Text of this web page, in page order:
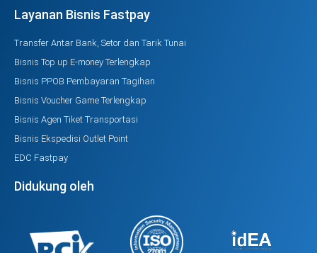
Layanan Bisnis Fastpay
Transfer Antar Bank, Setor dan Tarik Tunai
Bisnis Top up E-money Terlengkap
Bisnis PPOB Pembayaran Tagihan
Bisnis Voucher Game Terlengkap
Bisnis Agen Tiket Transportasi
Bisnis Ekspedisi Outlet Point
EDC Fastpay
Didukung oleh